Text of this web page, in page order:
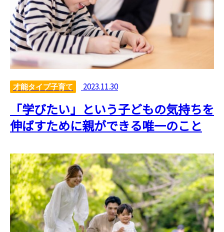
才能タイプ子育て 2023.11.30
「学びたい」という子どもの気持ちを
伸ばすために親ができる唯一のこと